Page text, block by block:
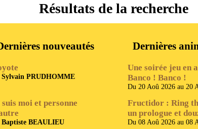
Résultats de la recherche
nouveautés
Sylvain PRUDHOMME
suis moi et personne
Baptiste BEAULIEU
Dernières
Une soirée jeu en
Banco ! Banco !
Du 20 Aoû 2026 au 20
Fructidor : Ring
un prologue et
Du 08 Aoû 2026 au 08